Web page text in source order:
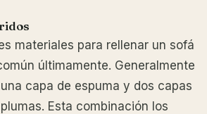
materiales para rellenar un sofá
últimamente. Generalmente
capa de espuma y dos capas
Esta combinación los